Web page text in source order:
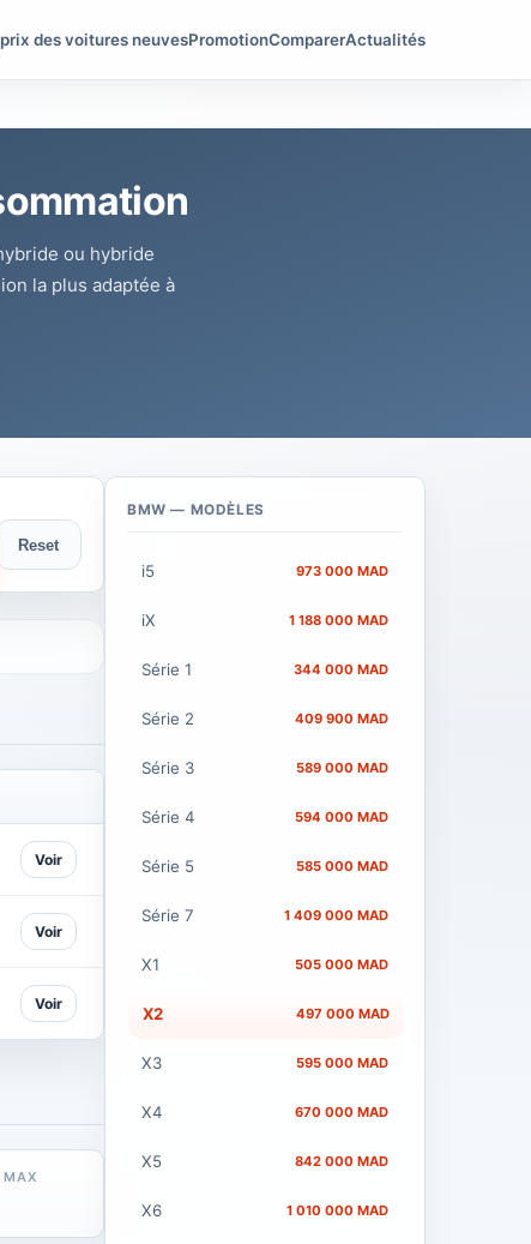
des voitures neuvesPromotionComparerActualités
ou hybride
la plus adaptée à
Reset
Voir
Voir
Voir
MAX
BMW — MODÈLES
i5 973 000 MAD
iX 1 188 000 MAD
Série 1 344 000 MAD
Série 2 409 900 MAD
Série 3 589 000 MAD
Série 4 594 000 MAD
Série 5 585 000 MAD
Série 7 1 409 000 MAD
X1 505 000 MAD
X2 497 000 MAD
X3 595 000 MAD
X4 670 000 MAD
X5 842 000 MAD
X6 1 010 000 MAD